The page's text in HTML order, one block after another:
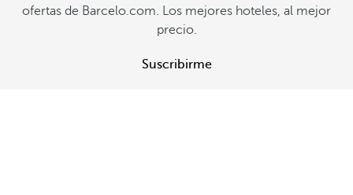
ofertas de Barcelo.com. Los mejores hoteles, al mejor
precio.
Suscribirme